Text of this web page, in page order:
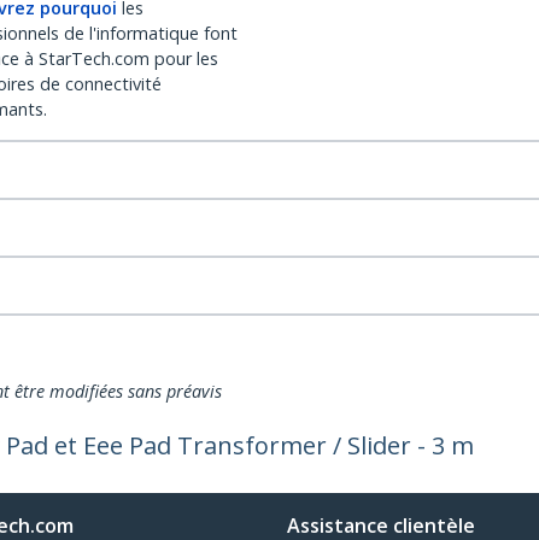
pourquoi les
de l'informatique font
à StarTech.com pour les
de connectivité
être modifiées sans préavis
et Eee Pad Transformer / Slider - 3 m
Assistance clientèle